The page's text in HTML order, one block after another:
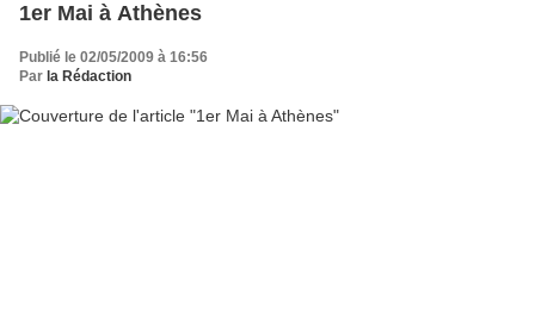
1er Mai à Athènes
Publié le 02/05/2009 à 16:56
Par la Rédaction